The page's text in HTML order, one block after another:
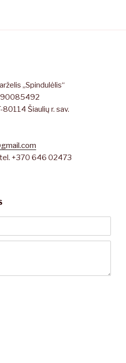
„Spindulėlis“
80114 Šiaulių r. sav.
+370 646 02473